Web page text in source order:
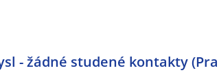
- žádné studené kontakty